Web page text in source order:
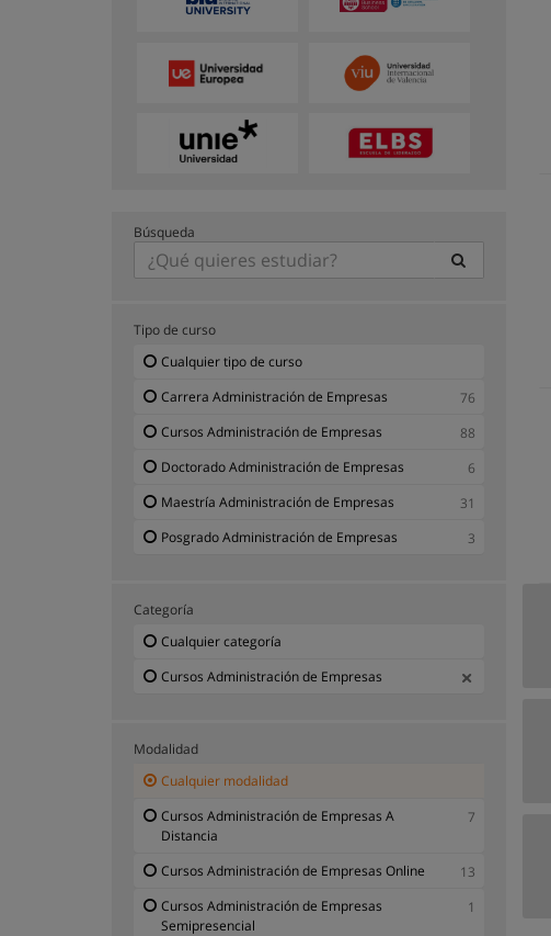
Búsqueda
Tipo de curso
Cualquier tipo de curso
Carrera Administración de Empresas
76
Cursos Administración de Empresas
88
Doctorado Administración de Empresas
6
Maestría Administración de Empresas
31
Posgrado Administración de Empresas
3
Categoría
Cualquier categoría
Cursos Administración de Empresas
Modalidad
Cualquier modalidad
Cursos Administración de Empresas A
Distancia
7
Cursos Administración de Empresas Online
13
Cursos Administración de Empresas
Semipresencial
1